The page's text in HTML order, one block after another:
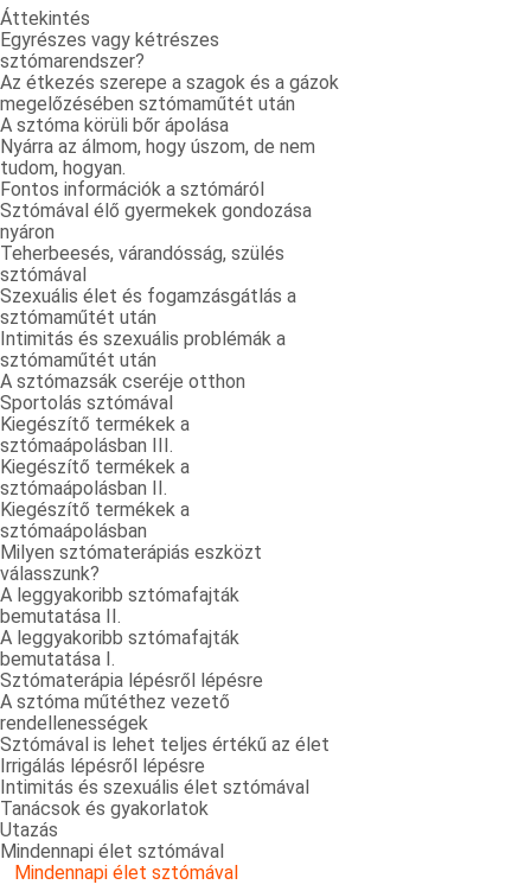
Áttekintés
Egyrészes vagy kétrészes
sztómarendszer?
Az étkezés szerepe a szagok és a gázok
megelőzésében sztómaműtét után
A sztóma körüli bőr ápolása
Nyárra az álmom, hogy úszom, de nem
tudom, hogyan.
Fontos információk a sztómáról
Sztómával élő gyermekek gondozása
nyáron
Teherbeesés, várandósság, szülés
sztómával
Szexuális élet és fogamzásgátlás a
sztómaműtét után
Intimitás és szexuális problémák a
sztómaműtét után
A sztómazsák cseréje otthon
Sportolás sztómával
Kiegészítő termékek a
sztómaápolásban III.
Kiegészítő termékek a
sztómaápolásban II.
Kiegészítő termékek a
sztómaápolásban
Milyen sztómaterápiás eszközt
válasszunk?
A leggyakoribb sztómafajták
bemutatása II.
A leggyakoribb sztómafajták
bemutatása I.
Sztómaterápia lépésről lépésre
A sztóma műtéthez vezető
rendellenességek
Sztómával is lehet teljes értékű az élet
Irrigálás lépésről lépésre
Intimitás és szexuális élet sztómával
Tanácsok és gyakorlatok
Utazás
Mindennapi élet sztómával
Mindennapi élet sztómával